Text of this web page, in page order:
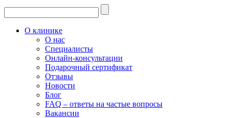
О клинике
О нас
Специалисты
Онлайн-консультации
Подарочный сертификат
Отзывы
Новости
Блог
FAQ – ответы на частые вопросы
Вакансии